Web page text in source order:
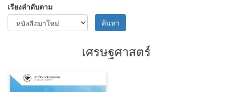
เรียงลำดับตาม
ค้นหา
เศรษฐศาสตร์